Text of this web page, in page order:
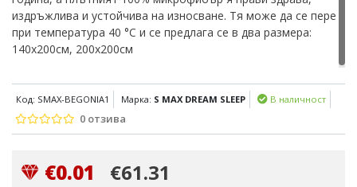
издръжлива и устойчива на износване. Тя може да се пере
при температура 40 °C и се предлага се в два размера:
140х200см, 200х200см
Код: SMAX-BEGONIA1 Марка: S MAX DREAM SLEEP В наличност
0 отзива
€0.01
€61.31